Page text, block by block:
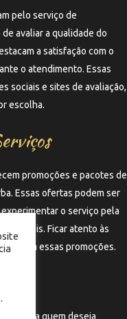
pelo serviço de
avaliar a qualidade do
a satisfação com o
o atendimento. Essas
sociais e sites de avaliação,
escolha.
promoções e pacotes de
Essas ofertas podem ser
o serviço pela
fiéis. Ficar atento às
a essas promoções.
para quem deseja